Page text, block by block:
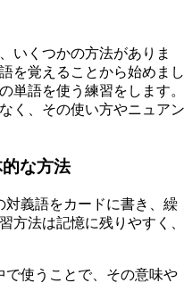
いくつかの方法がありま
を覚えることから始めまし
単語を使う練習をします。
く、その使い方やニュアン
な方法
対義語をカードに書き、繰
方法は記憶に残りやすく、
で使うことで、その意味や